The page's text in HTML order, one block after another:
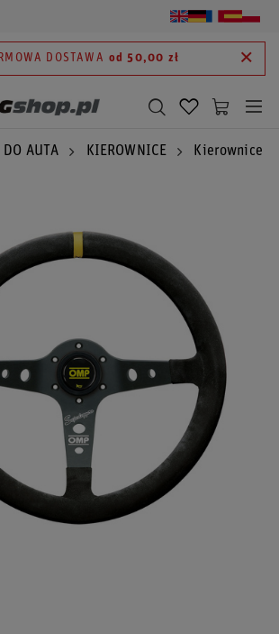
DOSTAWA od 50,00 zł
DO AUTA KIEROWNICE Kierownice